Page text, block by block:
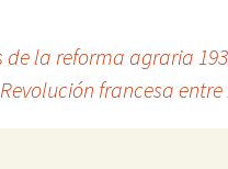
de la reforma agraria
Revolución francesa entre